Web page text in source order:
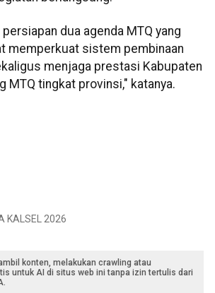
dua agenda MTQ yang
memperkuat sistem pembinaan
menjaga prestasi Kabupaten
MTQ tingkat provinsi," katanya.
KALSEL 2026
konten, melakukan crawling atau
untuk AI di situs web ini tanpa izin tertulis dari